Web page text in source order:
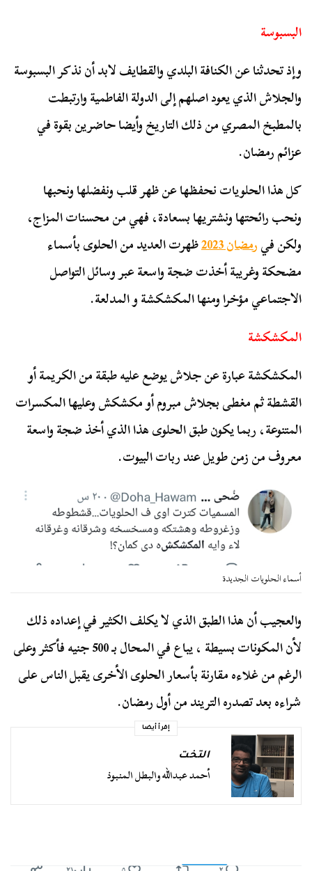
البسبوسة
وإذ تحدثنا عن الكنافة البلدي والقطايف لابد أن نذكر البسبوسة
والجلاش الذي يعود اصلهم إلى الدولة الفاطمية وارتبطت
بالمطبخ المصري من ذلك التاريخ وأيضا حاضرين بقوة في
عزائم رمضان.
كل هذا الحلويات نحفظها عن ظهر قلب ونفضلها ونحبها
ونحب رائحتها ونشتريها بسعادة، فهي من محسنات المزاج،
ولكن فيرمضان 2023
ظهرت العديد من الحلوى بأسماء
مضحكة وغريبة أخذت ضجة واسعة عبر وسائل التواصل
الاجتماعي مؤخرا ومنها المكشكشة و المدلعة.
المكشكشة
المكشكشة عبارة عن جلاش يوضع عليه طبقة من الكريمة أو
القشطة ثم مغطى بجلاش مبروم أو مكشكش وعليها المكسرات
المتنوعة، ربما يكون طبق الحلوى هذا الذي أخذ ضجة واسعة
معروف من زمن طويل عند ربات البيوت.
أسماء الحلويات الجديدة
والعجيب أن هذا الطبق الذي لا يكلف الكثير في إعداده ذلك
لأن المكونات بسيطة ، يباع في المحال بـ 500 جنيه فأكثر وعلى
الرغم من غلاءه مقارنة بأسعار الحلوى الأخرى يقبل الناس على
شراءه بعد تصدره التريند من أول رمضان.
إقرأ أيضا
التخت
أحمد عبدالله والبطل المنبوذ